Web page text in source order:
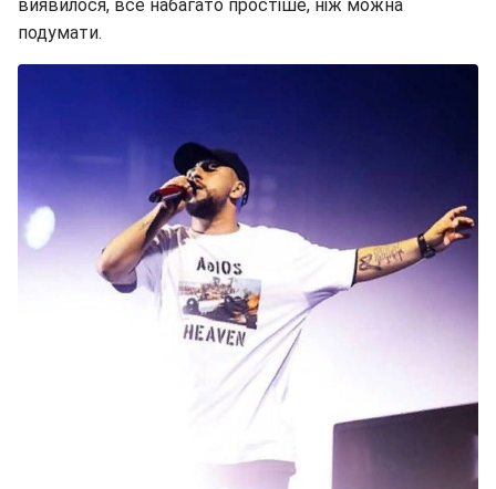
виявилося, все набагато простіше, ніж можна
подумати.